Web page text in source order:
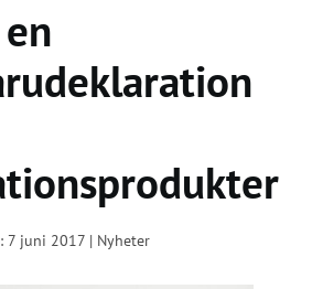
7 juni 2017 | Nyheter